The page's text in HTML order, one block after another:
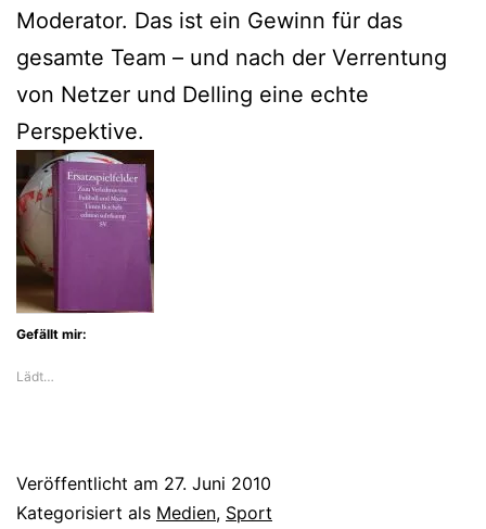
Moderator. Das ist ein Gewinn für das
gesamte Team – und nach der Verrentung
von Netzer und Delling eine echte
Perspektive.
Gefällt mir:
Lädt…
Veröffentlicht am 27. Juni 2010
Kategorisiert als Medien, Sport